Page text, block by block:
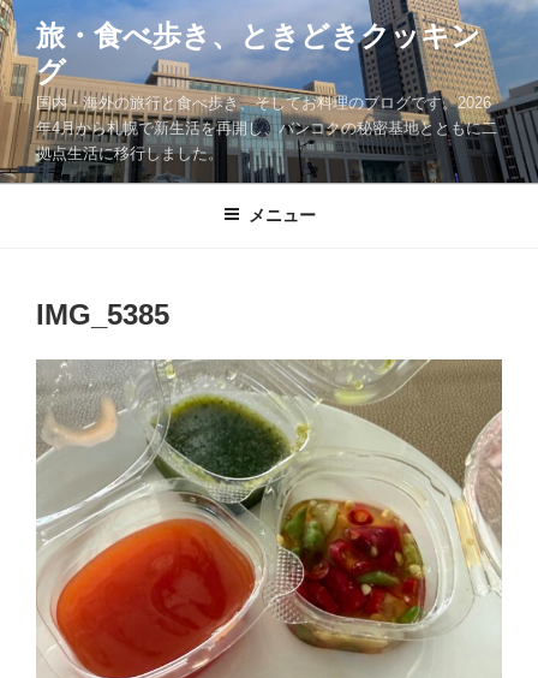
コ
ン
テ
ン
ツ
へ
ス
旅・食べ歩き、ときどきクッキン
グ
国内・海外の旅行と食べ歩き、そしてお料理のブログです。2026
年4月から札幌で新生活を再開し、バンコクの秘密基地とともに二
拠点生活に移行しました。
メニュー
IMG_5385